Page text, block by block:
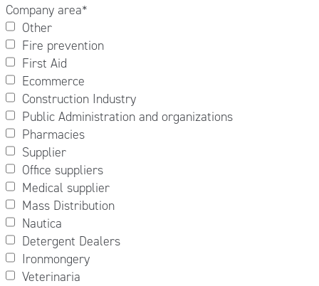
Company area*
Other
Fire prevention
First Aid
Ecommerce
Construction Industry
Public Administration and organizations
Pharmacies
Supplier
Office suppliers
Medical supplier
Mass Distribution
Nautica
Detergent Dealers
Ironmongery
Veterinaria